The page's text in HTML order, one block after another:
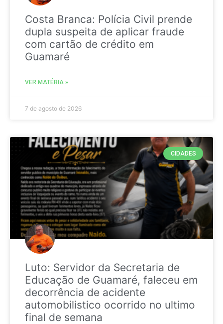
Costa Branca: Polícia Civil prende
dupla suspeita de aplicar fraude
com cartão de crédito em
Guamaré
VER MATÉRIA »
7 de agosto de 2026
CIDADES
Luto: Servidor da Secretaria de
Educação de Guamaré, faleceu em
decorrência de acidente
automobilistico ocorrido no ultimo
final de semana